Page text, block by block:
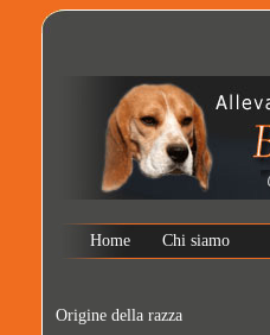
Home Chi siamo
Origine della razza